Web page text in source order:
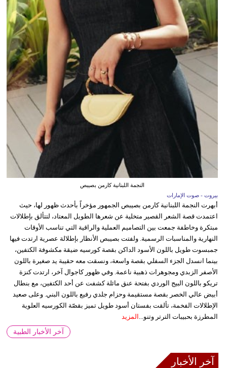
النجمة اللبنانية كارمن بصيبص
بيروت - صوت الإمارات
أبهرت النجمة اللبنانية كارمن بصيبص الجمهور مؤخراً بأحدث ظهور لها، حيث
اعتمدت قصة الشعر القصير متخلية عن شعرها الطويل المعتاد، لتتألق بإطلالات
مبتكرة وخاطفة جمعت بين التصاميم العملية والراقية التي تناسب الأوقات
النهارية والمناسبات الرسمية. ولفتت بصيبص الأنظار بإطلالة عصرية ارتدت فيها
جمبسوت طويل باللون الأسود الداكن بقصة كورسيه ضيقة مكشوفة الكتفين،
بينما انسدل الجزء السفلي بقصة واسعة، ونسقت معه حقيبة يد صغيرة باللون
الأصفر الزبدي ومجوهرات ذهبية ناعمة. وفي ظهور كاجوال آخر، ارتدت كنزة
تريكو باللون البيج الوردي بفتحة عنق مائلة كشفت عن أحد الكتفين، مع بنطال
أبيض عالي الخصر بقصة مستقيمة وحزام جلدي رفيع باللون البني. وعلى صعيد
الإطلالات الفخمة، تألقت بفستان أسود طويل تميز بقصّة الكورسيه العلوية
المطرزة بحبيبات الترتر وتنو... المزيد
آخر الأخبار الطبية
آخر الأخبار